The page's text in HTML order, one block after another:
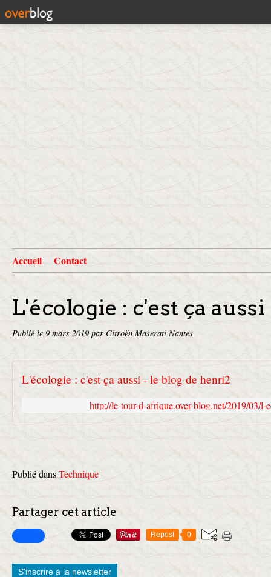
Accueil Contact
L'écologie : c'est ça aussi
Publié le 9 mars 2019 par Citroën Maserati Nantes
L'écologie : c'est ça aussi - le blog de henri2
http://le-tour-d-afrique.over-blog.net/2019/03/l-
Publié dansTechnique
Partager cet article
Repost 0
S'inscrire à la newsletter